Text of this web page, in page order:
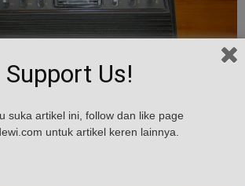
Support Us!
suka artikel ini, follow dan like page
untuk artikel keren lainnya.